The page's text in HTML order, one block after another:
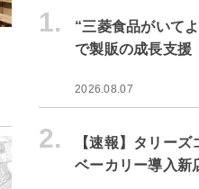
1.
“三菱食品がいて
で製販の成長支
2026.08.07
2.
【速報】タリー
ベーカリー導入新